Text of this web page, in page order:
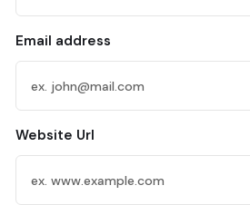
Email address
Website Url